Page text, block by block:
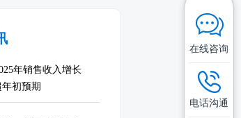
年销售收入增长
初预期
在线咨询
电话沟通